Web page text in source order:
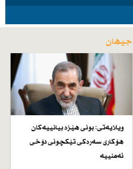
جیهان
ویلایەتی: بونی هێزە بیانییەكان
هۆكاری سەرەكی تێكچونی دۆخی
ئەمنییە